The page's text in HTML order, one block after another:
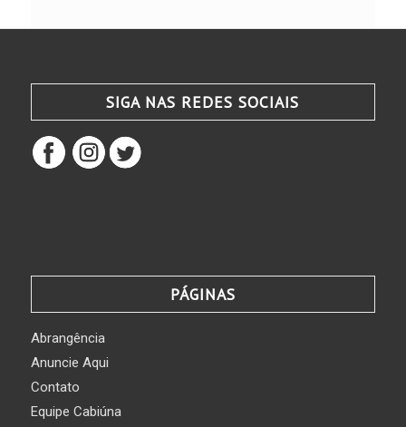
SIGA NAS REDES SOCIAIS
PÁGINAS
Abrangência
Anuncie Aqui
Contato
Equipe Cabiúna